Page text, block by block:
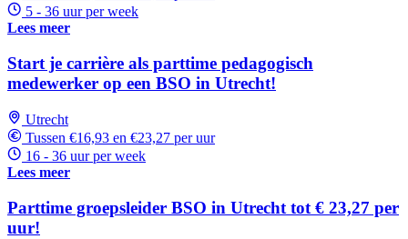
5 - 36 uur per week
Lees meer
Start je carrière als parttime pedagogisch
medewerker op een BSO in Utrecht!
Utrecht
Tussen €16,93 en €23,27 per uur
16 - 36 uur per week
Lees meer
Parttime groepsleider BSO in Utrecht tot € 23,27 per
uur!